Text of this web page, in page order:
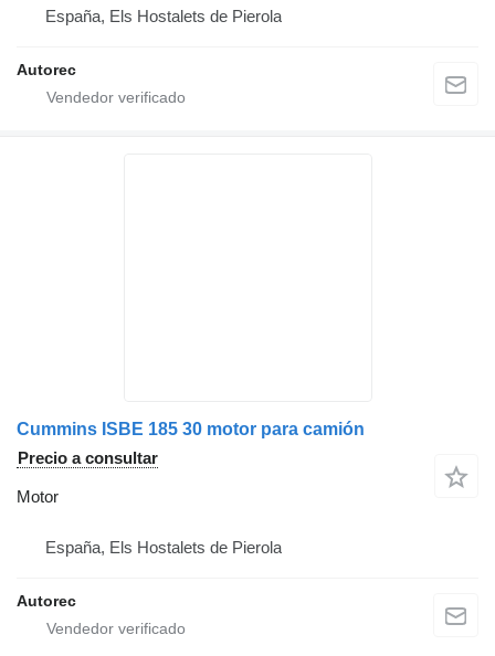
España, Els Hostalets de Pierola
Autorec
Cummins ISBE 185 30 motor para camión
Precio a consultar
Motor
España, Els Hostalets de Pierola
Autorec